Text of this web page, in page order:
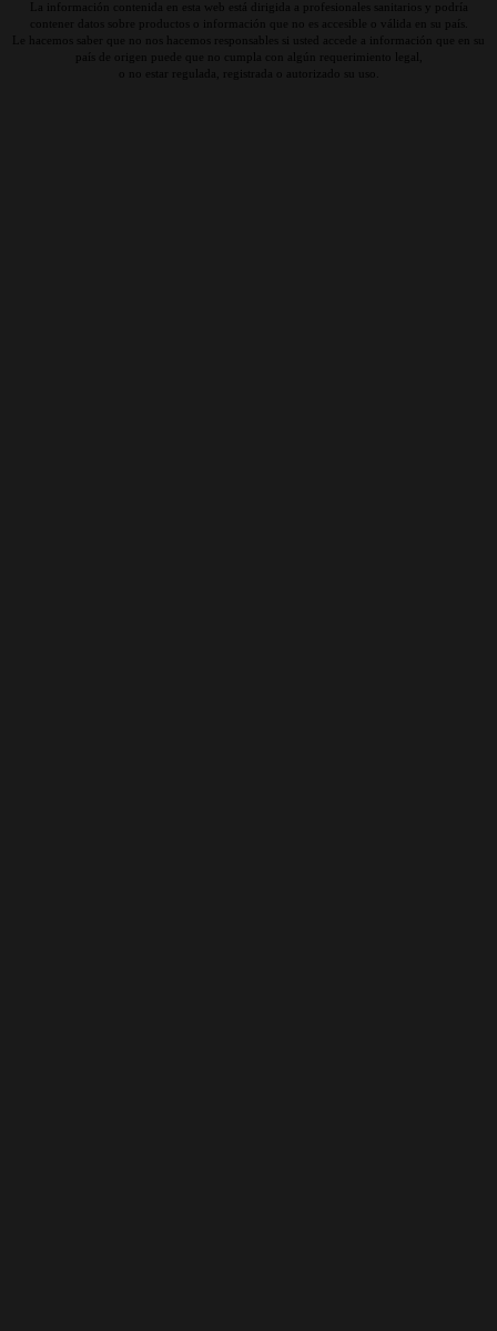
La información contenida en esta web está dirigida a profesionales sanitarios y podría
contener datos sobre productos o información que no es accesible o válida en su país.
Le hacemos saber que no nos hacemos responsables si usted accede a información que en su
país de origen puede que no cumpla con algún requerimiento legal,
o no estar regulada, registrada o autorizado su uso.